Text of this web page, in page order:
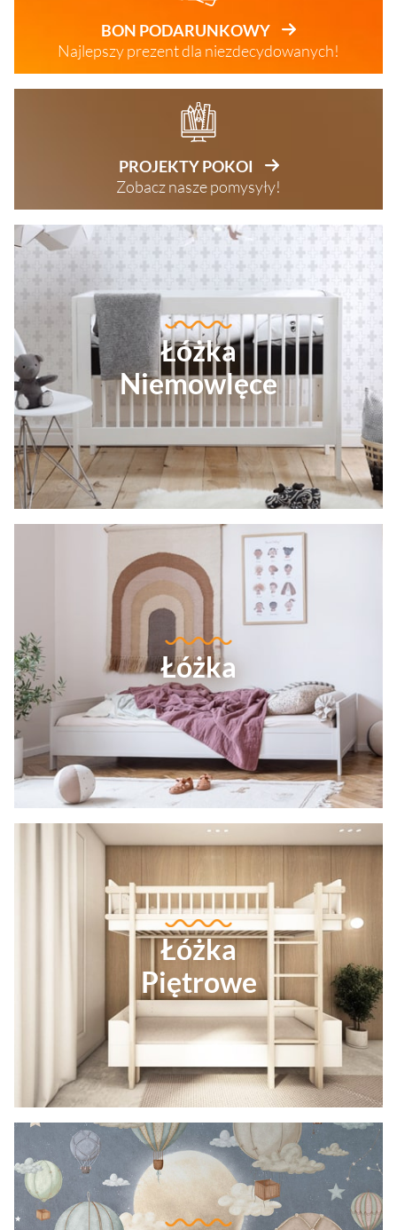
BON PODARUNKOWY
Najlepszy prezent dla niezdecydowanych!
PROJEKTY POKOI
Zobacz nasze pomysyły!
Łóżka
Niemowlęce
Łóżka
Łóżka
Piętrowe